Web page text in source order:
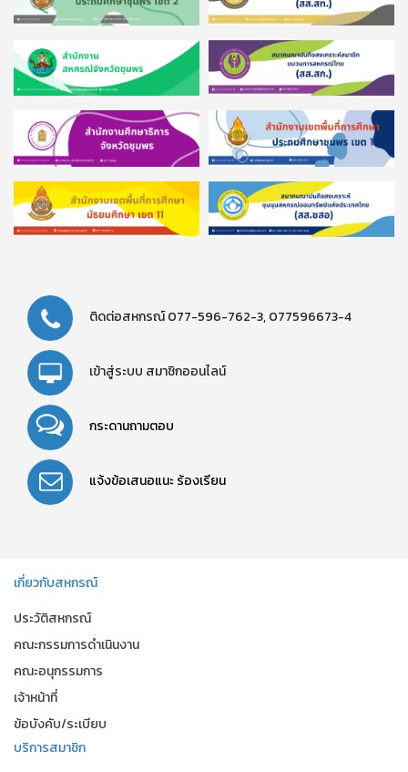
ติดต่อสหกรณ์077-596-762-3,077596673-4
เข้าสู่ระบบ สมาชิกออนไลน์
กระดานถามตอบ
แจ้งข้อเสนอแนะร้องเรียน
เกี่ยวกับสหกรณ์
ประวัติสหกรณ์
คณะกรรมการดำเนินงาน
คณะอนุกรรมการ
เจ้าหน้าที่
ข้อบังคับ/ระเบียบ
บริการสมาชิก